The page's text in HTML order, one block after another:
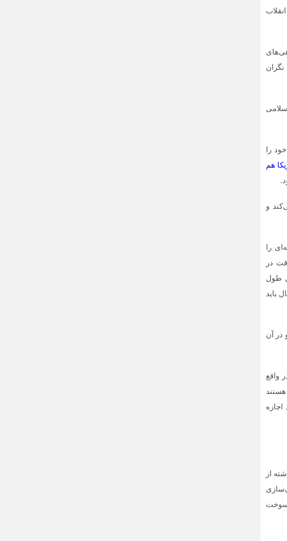
را
هم
و
را
موقت در
الی 4 ماه بوده در حالیکه تعلیق فعالیت‌های نطنز 2.5 سال طول
باید
در آن
واقع
اجازه
از
سوخت